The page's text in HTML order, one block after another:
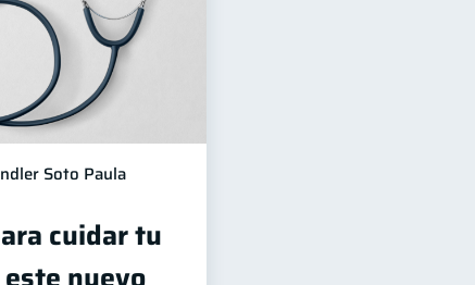
Soto Paula
cuidar tu